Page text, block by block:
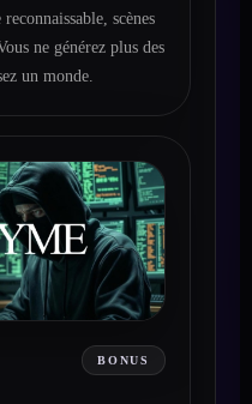
scènes
ne générez plus des
un monde.
BONUS